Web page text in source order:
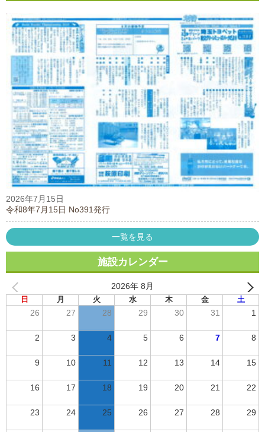
2026年7月15日
令和8年7月15日 No391発行
一覧を見る
施設カレンダー
2026年 8月
日 月 火 水 木 金 土
26 27 28 29 30 31 1
2 3 4 5 6 7 8
9 10 11 12 13 14 15
16 17 18 19 20 21 22
23 24 25 26 27 28 29